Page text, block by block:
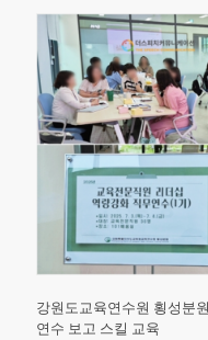
강원도교육연수원 횡성분
연수 보고 스킬 교육